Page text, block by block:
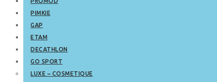
PIMKIE
GAP
ETAM
DECATHLON
GO SPORT
LUXE – COSMETIQUE